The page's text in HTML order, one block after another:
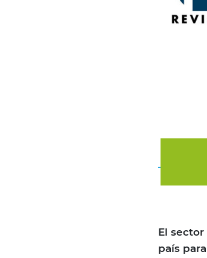
El
país